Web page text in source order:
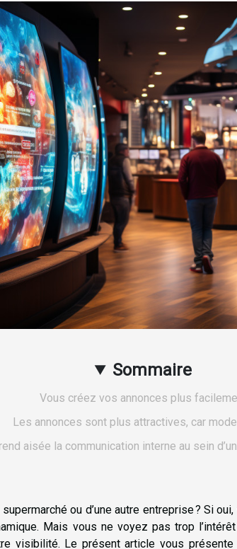
Sommaire
Vous créez vos annonces plus
Les annonces sont plus attractives, car
aisée la communication interne au sein
ou d’une autre entreprise ? Si
Mais vous ne voyez pas trop
visibilité. Le présent article vous présente